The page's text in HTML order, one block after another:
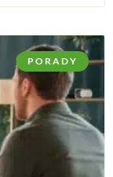
PORADY